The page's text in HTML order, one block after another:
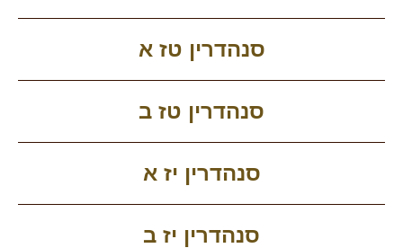
סנהדרין טז א
סנהדרין טז ב
סנהדרין יז א
סנהדרין יז ב